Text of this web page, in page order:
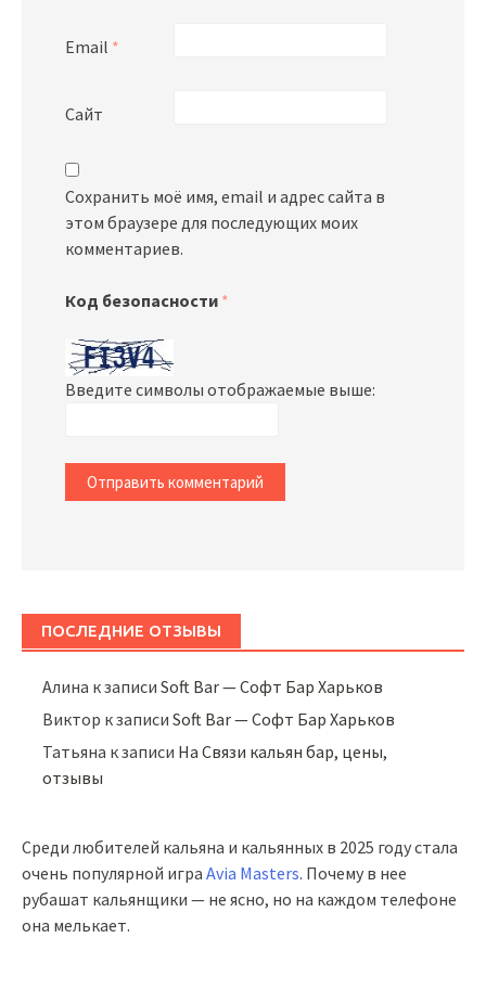
Email *
Сайт
Сохранить моё имя, email и адрес сайта в
этом браузере для последующих моих
комментариев.
Код безопасности *
Введите символы отображаемые выше:
ПОСЛЕДНИЕ ОТЗЫВЫ
Алина к записиSoft Bar — Софт Бар Харьков
Виктор к записиSoft Bar — Софт Бар Харьков
Татьяна к записи На Связи кальян бар, цены,
отзывы
Среди любителей кальяна и кальянных в 2025 году стала
очень популярной игра Avia Masters. Почему в нее
рубашат кальянщики — не ясно, но на каждом телефоне
она мелькает.